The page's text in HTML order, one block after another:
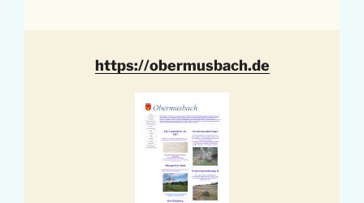
https://obermusbach.de